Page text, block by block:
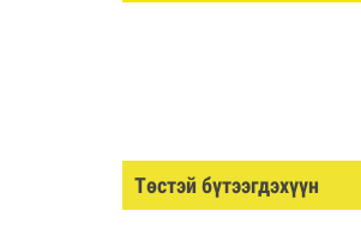
Төстэй бүтээгдэхүүн